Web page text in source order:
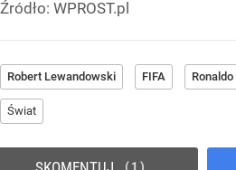
Źródło: WPROST.pl
Robert Lewandowski FIFA Ronaldo
Świat